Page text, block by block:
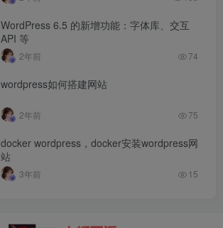
WordPress 6.5 的新增功能：字体库、交互
API 等
2年前 74
wordpress如何搭建网站
2年前 75
docker wordpress，docker安装wordpress网
站
3年前 15